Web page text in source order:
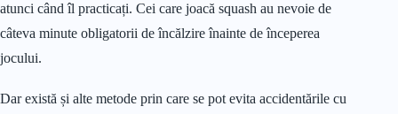
atunci când îl practicați. Cei care joacă squash au nevoie de
câteva minute obligatorii de încălzire înainte de începerea
jocului.
Dar există și alte metode prin care se pot evita accidentările cu